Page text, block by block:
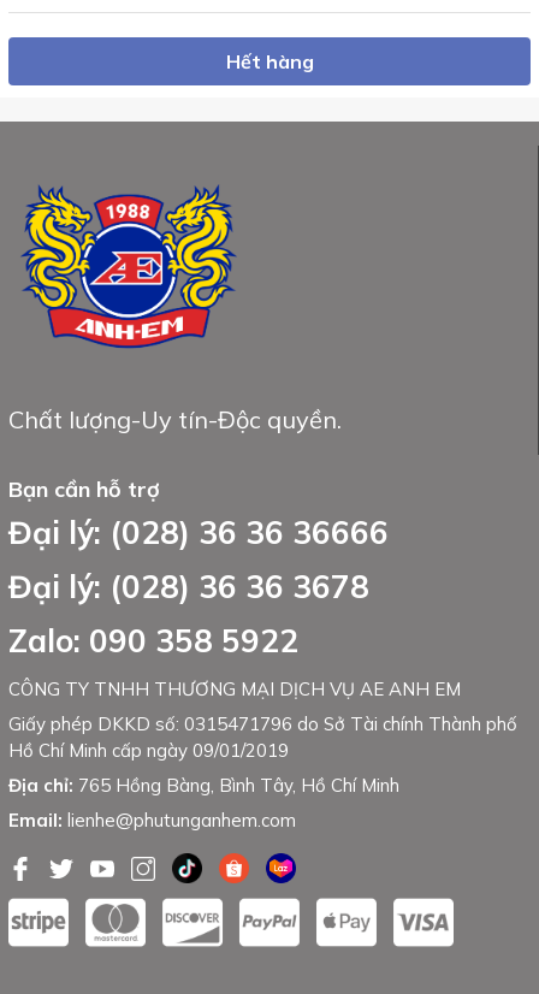
Hết hàng
Chất lượng-Uy tín-Độc quyền.
Bạn cần hỗ trợ
Đại lý: (028) 36 36 36666
Đại lý: (028) 36 36 3678
Zalo: 090 358 5922
CÔNG TY TNHH THƯƠNG MẠI DỊCH VỤ AE ANH EM
Giấy phép DKKD số: 0315471796 do Sở Tài chính Thành phố
Hồ Chí Minh cấp ngày 09/01/2019
Địa chỉ: 765 Hồng Bàng, Bình Tây, Hồ Chí Minh
Email: lienhe@phutunganhem.com